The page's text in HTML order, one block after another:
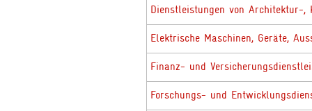
Dienstleistungen von Architektur-
Elektrische Maschinen, Geräte,
Finanz- und
Forschungs- und